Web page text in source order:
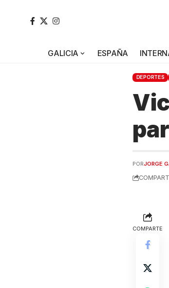
GALICIA ESPAÑA
DEPORTES
PORJORGE
COMPARTE